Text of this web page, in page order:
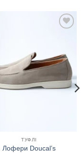
бажань!
ТУФЛІ
Лофери Doucal’s